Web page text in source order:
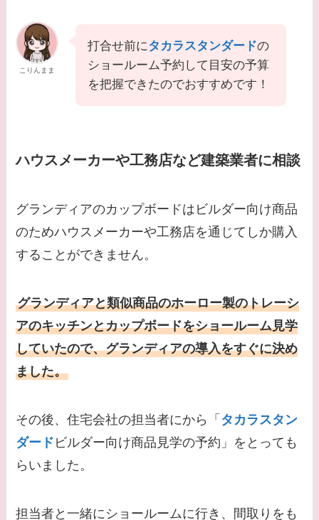
こりんまま
打合せ前にタカラスタンダードの
ショールーム予約して目安の予算
を把握できたのでおすすめです！
ハウスメーカーや工務店など建築業者に相談
グランディアのカップボードはビルダー向け商品
のためハウスメーカーや工務店を通じてしか購入
することができません。
グランディアと類似商品のホーロー製のトレーシ
アのキッチンとカップボードをショールーム見学
していたので、グランディアの導入をすぐに決め
ました。
その後、住宅会社の担当者にから「 タカラスタン
ダード ビルダー向け商品見学の予約」をとっても
らいました。
担当者と一緒にショールームに行き、間取りをも